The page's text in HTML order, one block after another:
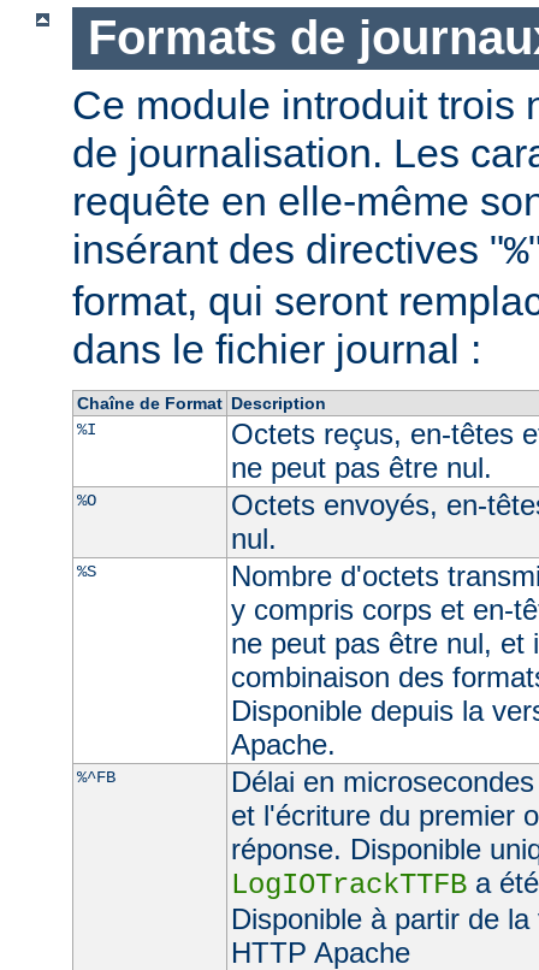
Formats de
Ce module introduit trois
de journalisation. Les
requête en elle-même
insérant des directives "%
format, qui seront
dans le fichier journal :
Chaîne de Format Description
%I
Octets reçus, en-têtes
ne peut pas être nul.
%O
Octets envoyés, en-
nul.
%S
Nombre d'octets
y compris corps et en-
ne peut pas être nul, et
combinaison des
Disponible depuis la
Apache.
%^FB
Délai en
et l'écriture du premier
réponse. Disponible
LogIOTrackTTFBa
Disponible à partir de
HTTP Apache